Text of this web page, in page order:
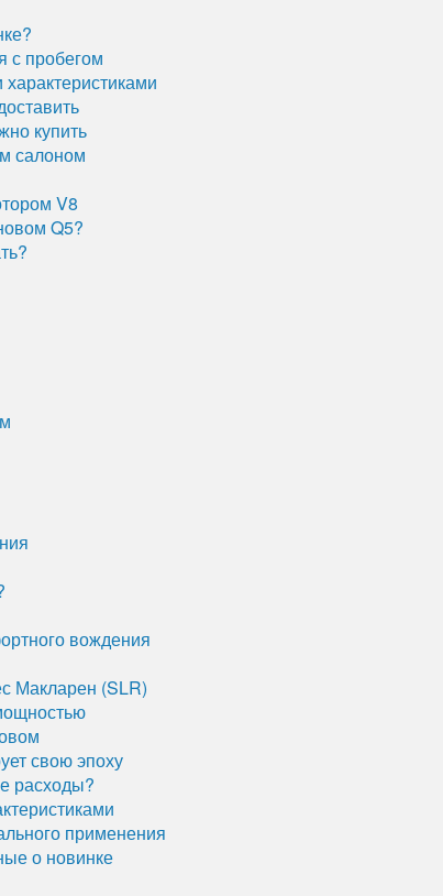
с пробегом
купить
салоном
V8
Q5?
вождения
Макларен (SLR)
свою эпоху
расходы?
применения
о новинке